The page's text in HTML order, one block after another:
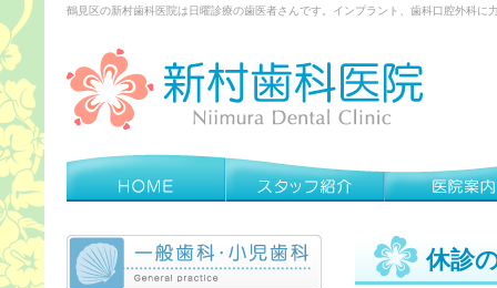
鶴見区の新村歯科医院は日曜診療の歯医者さんです。インプラント、歯科口腔外科
休診